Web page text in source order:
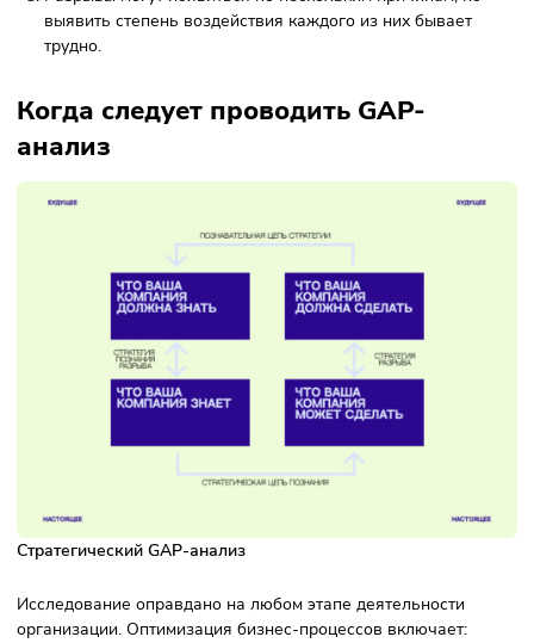
Обеспечение выполнения требований проекта.
Предоставление информации для принятия решений.
и концентрации энергии;
К минусам можно отнести:
Успех анализа зависит от вовлечённости и
специалистов. Поэтому не рекомендуется
исследование макропроцессов компании.
Анализ может не показать причины проблем.
при оценке эффективности продаж можно сделать
что торговые представители недостаточно активно
предлагают новый продукт. Но при этом не
почему. Может быть, они недостаточно хорошо
продуктом? Клиенты не желают переходить с
продукта? Или новый продукт работает не так, как
Разрывы могут появиться по нескольким причинам, но
выявить степень воздействия каждого из них бывает